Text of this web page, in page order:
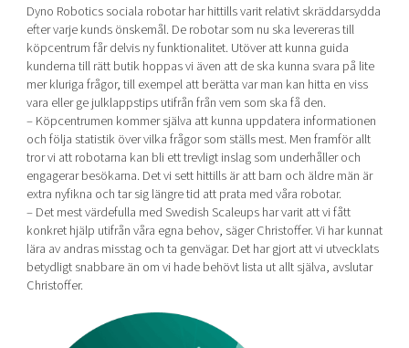
Dyno Robotics sociala robotar har hittills varit relativt skräddarsydda
efter varje kunds önskemål. De robotar som nu ska levereras till
köpcentrum får delvis ny funktionalitet. Utöver att kunna guida
kunderna till rätt butik hoppas vi även att de ska kunna svara på lite
mer kluriga frågor, till exempel att berätta var man kan hitta en viss
vara eller ge julklappstips utifrån från vem som ska få den.
– Köpcentrumen kommer själva att kunna uppdatera informationen
och följa statistik över vilka frågor som ställs mest. Men framför allt
tror vi att robotarna kan bli ett trevligt inslag som underhåller och
engagerar besökarna. Det vi sett hittills är att barn och äldre män är
extra nyfikna och tar sig längre tid att prata med våra robotar.
– Det mest värdefulla med Swedish Scaleups har varit att vi fått
konkret hjälp utifrån våra egna behov, säger Christoffer. Vi har kunnat
lära av andras misstag och ta genvägar. Det har gjort att vi utvecklats
betydligt snabbare än om vi hade behövt lista ut allt själva, avslutar
Christoffer.